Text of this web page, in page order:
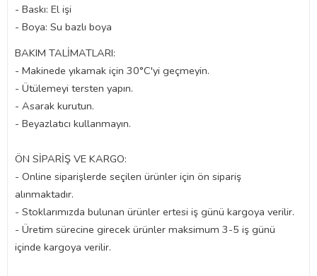
- Baskı: El işi
- Boya: Su bazlı boya
BAKIM TALİMATLARI:
- Makinede yıkamak için 30°C'yi geçmeyin.
- Ütülemeyi tersten yapın.
- Asarak kurutun.
- Beyazlatıcı kullanmayın.
ÖN SİPARİŞ VE KARGO:
- Online siparişlerde seçilen ürünler için ön sipariş
alınmaktadır.
- Stoklarımızda bulunan ürünler ertesi iş günü kargoya verilir.
- Üretim sürecine girecek ürünler maksimum 3-5 iş günü
içinde kargoya verilir.